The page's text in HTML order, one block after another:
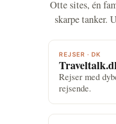
Otte sites, én
skarpe tanker.
REJSER · DK
Rejser med
rejsende.